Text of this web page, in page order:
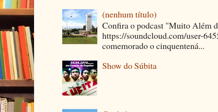
(nenhum título)
Confira o podcast "Muito Além
https://soundcloud.com/user-
comemorado o cinquentená...
Show do Súbita